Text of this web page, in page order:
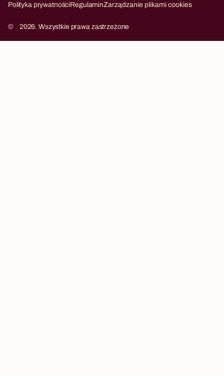
Polityka prywatnościRegulaminZarządzanie plikami cookies
© 2026. Wszystkie prawa zastrzeżone